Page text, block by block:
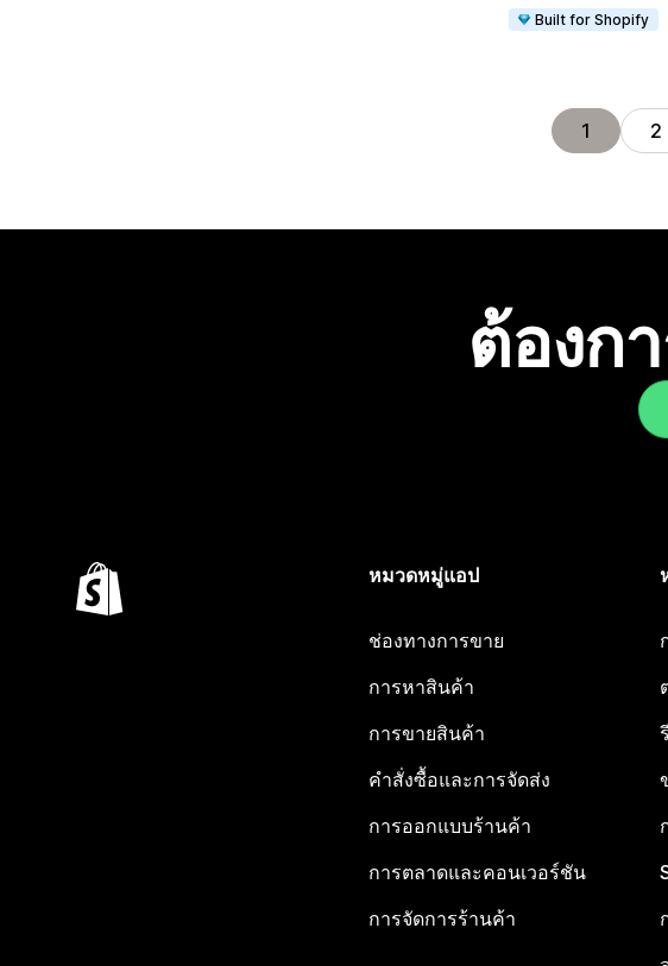
Built for Shopify
1 2
ต้องก
หมวดหมู่แอป
ช่องทางการขาย
การหาสินค้า
การขายสินค้า
คำสั่งซื้อและการจัดส่ง
การออกแบบร้านค้า
การตลาดและคอนเวอร์ชัน
การจัดการร้านค้า